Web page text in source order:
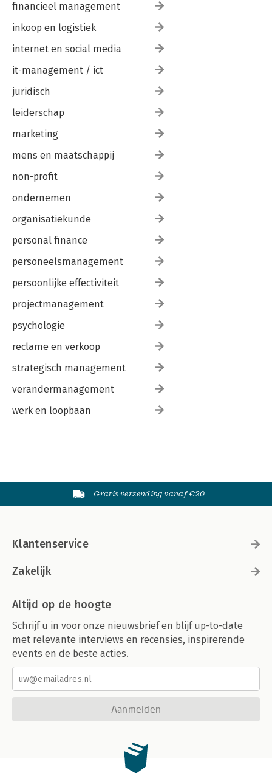
financieel management
inkoop en logistiek
internet en social media
it-management / ict
juridisch
leiderschap
marketing
mens en maatschappij
non-profit
ondernemen
organisatiekunde
personal finance
personeelsmanagement
persoonlijke effectiviteit
projectmanagement
psychologie
reclame en verkoop
strategisch management
verandermanagement
werk en loopbaan
Gratis verzending vanaf €20
Klantenservice
Zakelijk
Altijd op de hoogte
Schrijf u in voor onze nieuwsbrief en blijf up-to-date
met relevante interviews en recensies, inspirerende
events en de beste acties.
Aanmelden